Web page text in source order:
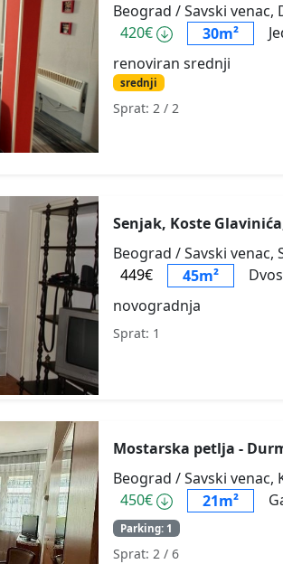
Beograd / Savski venac,
420€
30m²
renoviran srednji
srednji
Sprat: 2 / 2
Senjak, Koste
Beograd / Savski venac,
449€
45m²
novogradnja
Sprat: 1
Mostarska petlja -
Beograd / Savski venac,
450€
21m²
Parking: 1
Sprat: 2 / 6